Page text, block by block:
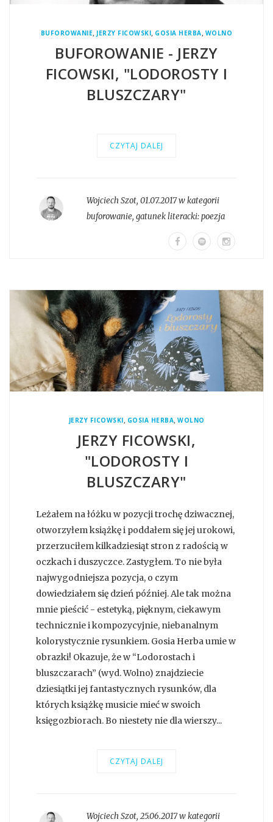
BUFOROWANIE, JERZY FICOWSKI, GOSIA HERBA, WOLNO
BUFOROWANIE - JERZY
FICOWSKI, "LODOROSTY I
BLUSZCZARY"
CZYTAJ DALEJ
Wojciech Szot, 01.07.2017 w kategorii
buforowanie, gatunek literacki:poezja
JERZY FICOWSKI, GOSIA HERBA, WOLNO
JERZY FICOWSKI,
"LODOROSTY I
BLUSZCZARY"
Leżałem na łóżku w pozycji trochę dziwacznej,
otworzyłem książkę i poddałem się jej urokowi,
przerzuciłem kilkadziesiąt stron z radością w
oczkach i duszyczce. Zastygłem. To nie była
najwygodniejsza pozycja, o czym
dowiedziałem się dzień później. Ale tak można
mnie pieścić - estetyką, pięknym, ciekawym
technicznie i kompozycyjnie, niebanalnym
kolorystycznie rysunkiem. Gosia Herba umie w
obrazki! Okazuje, że w “Lodorostach i
bluszczarach” (wyd. Wolno) znajdziecie
dziesiątki jej fantastycznych rysunków, dla
których książkę musicie mieć w swoich
księgozbiorach. Bo niestety nie dla wierszy...
CZYTAJ DALEJ
Wojciech Szot, 25.06.2017 w kategorii